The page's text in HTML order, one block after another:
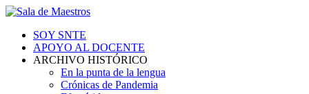
SOY SNTE
APOYO AL DOCENTE
ARCHIVO HISTÓRICO
En la punta de la lengua
Crónicas de Pandemia